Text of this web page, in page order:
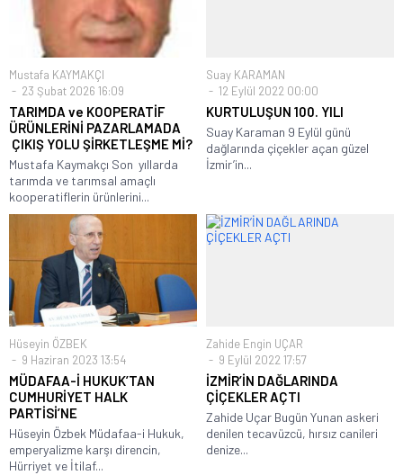
Mustafa KAYMAKÇI
23 Şubat 2026 16:09
TARIMDA ve KOOPERATİF
ÜRÜNLERİNİ PAZARLAMADA
ÇIKIŞ YOLU ŞİRKETLEŞME Mİ?
Mustafa Kaymakçı Son yıllarda
tarımda ve tarımsal amaçlı
kooperatiflerin ürünlerini...
Suay KARAMAN
12 Eylül 2022 00:00
KURTULUŞUN 100. YILI
Suay Karaman 9 Eylül günü
dağlarında çiçekler açan güzel
İzmir’in...
Hüseyin ÖZBEK
9 Haziran 2023 13:54
MÜDAFAA-İ HUKUK’TAN
CUMHURİYET HALK
PARTİSİ’NE
Hüseyin Özbek Müdafaa-i Hukuk,
emperyalizme karşı direncin,
Hürriyet ve İtilaf...
Zahide Engin UÇAR
9 Eylül 2022 17:57
İZMİR’İN DAĞLARINDA
ÇİÇEKLER AÇTI
Zahide Uçar Bugün Yunan askeri
denilen tecavüzcü, hırsız canileri
denize...